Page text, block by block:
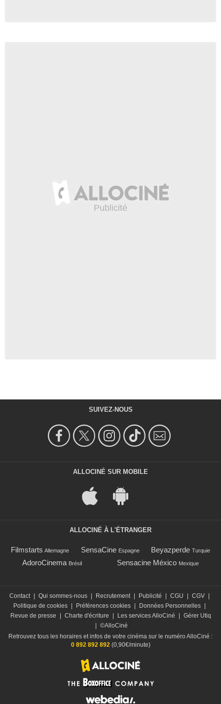
SUIVEZ-NOUS
ALLOCINÉ SUR MOBILE
ALLOCINÉ À L'ÉTRANGER
Filmstarts Allemagne SensaCine Espagne Beyazperde Turquie
AdoroCinema Brésil Sensacine México Mexique
Contact Qui sommes-nous Recrutement Publicité CGU CGV
Politique de cookies
Préférences cookies Données Personnelles
Revue de presse
Charte d'écriture Les services AlloCiné
Gérer Utiq
©AlloCiné
Retrouvez tous les horaires et infos de votre cinéma sur le numéro AlloCiné :
0 892 892 892(0,90€/minute)